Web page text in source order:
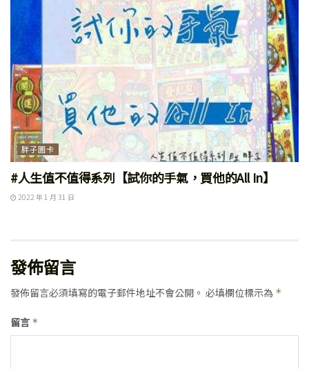
胖子圖卡
#人生值不值得系列【試你的手氣，買他的All In】
2022 年 1 月 31 日
發佈留言
發佈留言必須填寫的電子郵件地址不會公開。 必填欄位標示為 *
留言 *